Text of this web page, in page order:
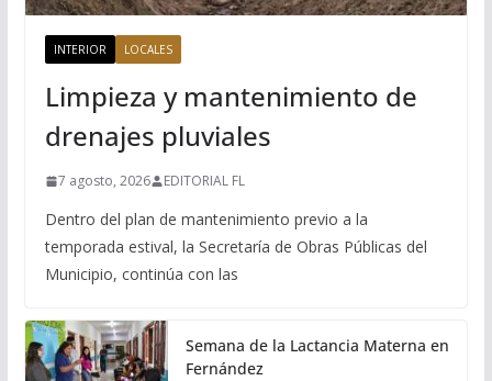
INTERIOR LOCALES
Limpieza y mantenimiento de
drenajes pluviales
7 agosto, 2026 EDITORIAL FL
Dentro del plan de mantenimiento previo a la
temporada estival, la Secretaría de Obras Públicas del
Municipio, continúa con las
Semana de la Lactancia Materna en
Fernández